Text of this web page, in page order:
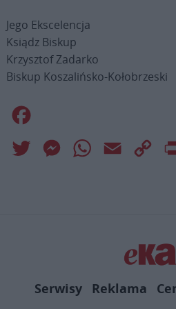
Jego Ekscelencja
Ksiądz Biskup
Krzysztof Zadarko
Biskup Koszalińsko-Kołobrzeski
Twitter MessengerWhatsApp
Email
Serwisy Reklama